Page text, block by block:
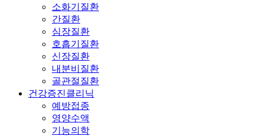
소화기질환
간질환
심장질환
호흡기질환
신장질환
내분비질환
골관절질환
건강증진클리닉
예방접종
영양수액
기능의학